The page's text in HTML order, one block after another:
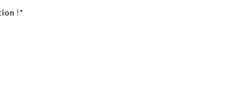
!*